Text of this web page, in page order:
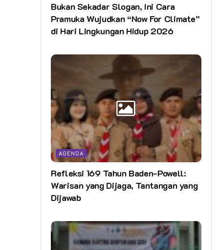
Bukan Sekadar Slogan, Ini Cara
Pramuka Wujudkan “Now For Climate”
di Hari Lingkungan Hidup 2026
AGENDA
Refleksi 169 Tahun Baden-Powell:
Warisan yang Dijaga, Tantangan yang
Dijawab